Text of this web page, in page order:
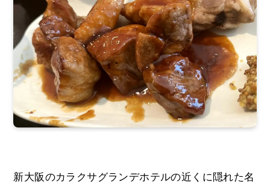
新大阪のカラクサグランデホテルの近くに隠れた名